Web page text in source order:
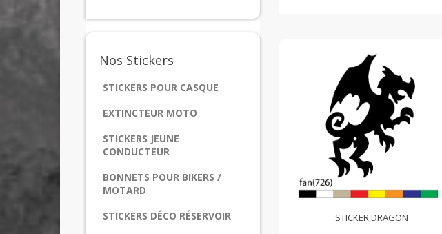
Nos Stickers
STICKERS POUR CASQUE
EXTINCTEUR MOTO
STICKERS JEUNE
CONDUCTEUR
BONNETS POUR BIKERS /
MOTARD
STICKERS DÉCO RÉSERVOIR
STICKER DRAGON